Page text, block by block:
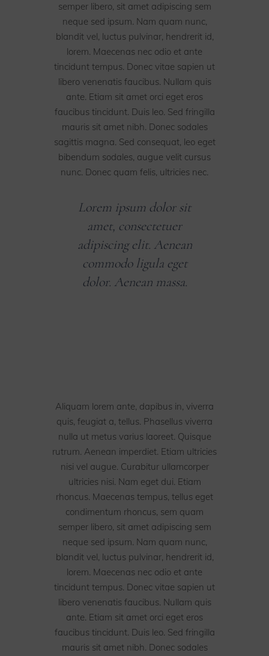
semper libero, sit amet adipiscing sem
neque sed ipsum. Nam quam nunc,
blandit vel, luctus pulvinar, hendrerit id,
lorem. Maecenas nec odio et ante
tincidunt tempus. Donec vitae sapien ut
libero venenatis faucibus. Nullam quis
ante. Etiam sit amet orci eget eros
faucibus tincidunt. Duis leo. Sed fringilla
mauris sit amet nibh. Donec sodales
sagittis magna. Sed consequat, leo eget
bibendum sodales, augue velit cursus
nunc. Donec quam felis, ultricies nec.
Lorem ipsum dolor sit
amet, consectetuer
adipiscing elit. Aenean
commodo ligula eget
dolor. Aenean massa.
Aliquam lorem ante, dapibus in, viverra
quis, feugiat a, tellus. Phasellus viverra
nulla ut metus varius laoreet. Quisque
rutrum. Aenean imperdiet. Etiam ultricies
nisi vel augue. Curabitur ullamcorper
ultricies nisi. Nam eget dui. Etiam
rhoncus. Maecenas tempus, tellus eget
condimentum rhoncus, sem quam
semper libero, sit amet adipiscing sem
neque sed ipsum. Nam quam nunc,
blandit vel, luctus pulvinar, hendrerit id,
lorem. Maecenas nec odio et ante
tincidunt tempus. Donec vitae sapien ut
libero venenatis faucibus. Nullam quis
ante. Etiam sit amet orci eget eros
faucibus tincidunt. Duis leo. Sed fringilla
mauris sit amet nibh. Donec sodales